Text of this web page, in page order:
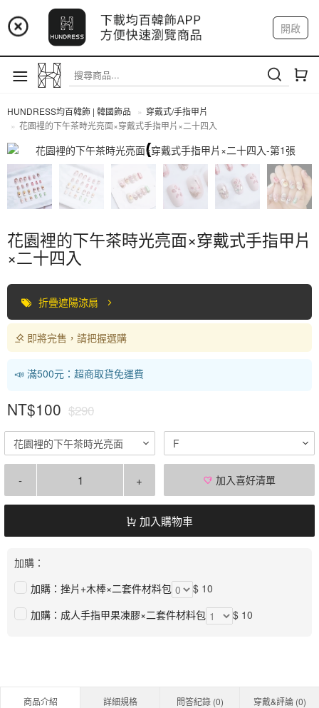
📢 市集預告：9/4-9/6 淡水捷運站
📢 市集預告：9/12-9/13 八里海巡基地
📢 市集預告：8/22-8/23 桃園青埔置地廣場
開啟
註冊 我的帳戶
HUNDRESS均百韓飾 | 韓國飾品
穿戴式/手指甲片
花園裡的下午茶時光亮面×穿戴式手指甲片×二十四入
穿戴式/手指甲片
花園裡的下午茶時光亮面×穿戴式手指甲片
×二十四入
折疊遮陽涼扇
即將完售，請把握選購
📣 滿500元：超商取貨免運費
NT$100 $290
花園裡的下午茶時光亮面 F
- + 加入喜好清單
加入購物車
加購：
加購：挫片+木棒×二套件材料包
$ 10
加購：成人手指甲果凍膠×二套件材料包
$ 10
商品介紹 詳細規格 問答紀錄 (0) 穿戴&評論 (0)